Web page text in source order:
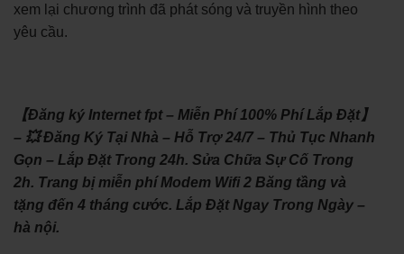
xem lại chương trình đã phát sóng và truyền hình theo
yêu cầu.
【Đăng ký Internet fpt – Miễn Phí 100% Phí Lắp Đặt】
– 💥 Đăng Ký Tại Nhà – Hỗ Trợ 24/7 – Thủ Tục Nhanh
Gọn – Lắp Đặt Trong 24h. Sửa Chữa Sự Cố Trong
2h. Trang bị miễn phí Modem Wifi 2 Băng tầng và
tặng đến 4 tháng cước. Lắp Đặt Ngay Trong Ngày –
hà nội.